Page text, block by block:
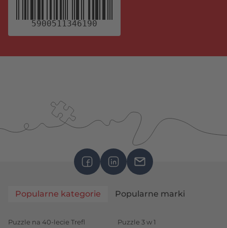
5900511346190
Popularne kategorie Popularne marki
Puzzle na 40-lecie Trefl
Puzzle 3 w 1